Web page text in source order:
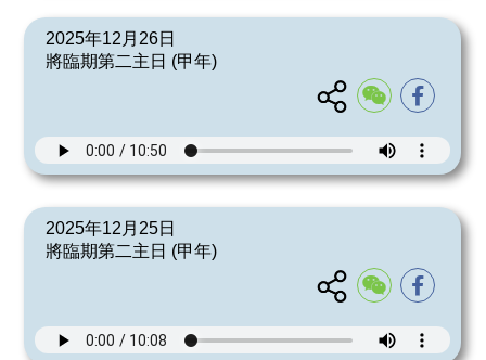
2025年12月26日
將臨期第二主日 (甲年)
2025年12月25日
將臨期第二主日 (甲年)